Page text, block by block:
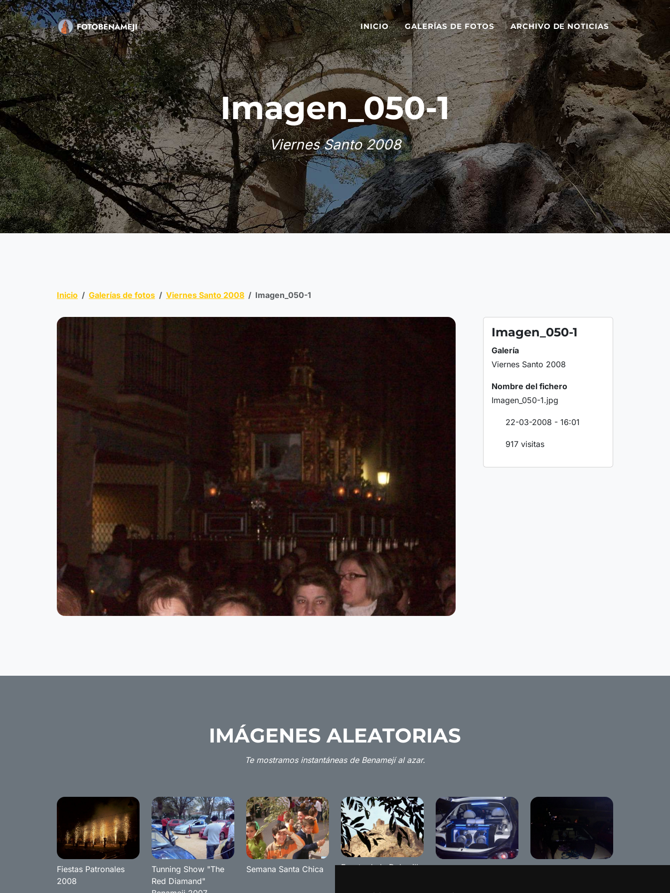
INICIO GALERÍAS DE FOTOS ARCHIVO DE NOTICIAS
Imagen_050-1
Viernes Santo 2008
Inicio Galerías de fotos Viernes Santo 2008 Imagen_050-1
Imagen_050-1
Galería
Viernes Santo 2008
Nombre del fichero
Imagen_050-1.jpg
22-03-2008 - 16:01
917 visitas
IMÁGENES ALEATORIAS
Te mostramos instantáneas de Benamejí al azar.
Fiestas Patronales
2008
Tunning Show "The
Red Diamand"
Semana Santa Chica Fuente de la Dehesilla